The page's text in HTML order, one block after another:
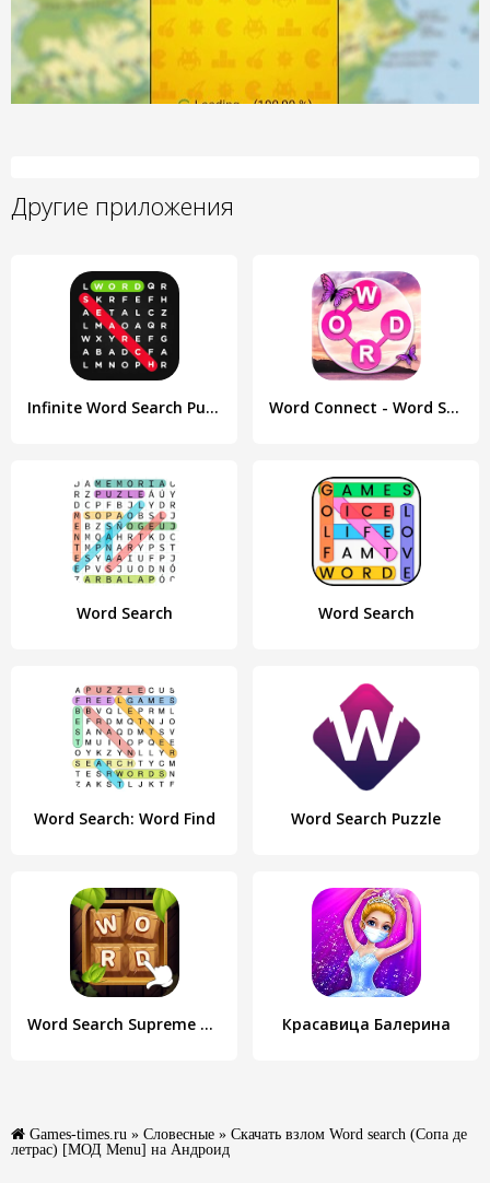
Другие приложения
Infinite Word Search Puzzles Word Connect - Word Search
Word Search Word Search
Word Search: Word Find Word Search Puzzle
Word Search Supreme Puzzle Красавица Балерина
Games-times.ru » Словесные » Скачать взлом Word search (Сопа де
летрас) [МОД Menu] на Андроид